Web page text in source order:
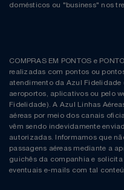
domésticos ou "business" nos
COMPRAS EM PONTOS e
realizadas com pontos ou
atendimento da Azul Fidelidade
aeroportos, aplicativos ou pelo
Fidelidade). A Azul Linhas
aéreas por meio dos canais
vêm sendo indevidamente
autorizadas. Informamos que
passagens aéreas mediante a
guichês da companhia e
eventuais e-mails com tal